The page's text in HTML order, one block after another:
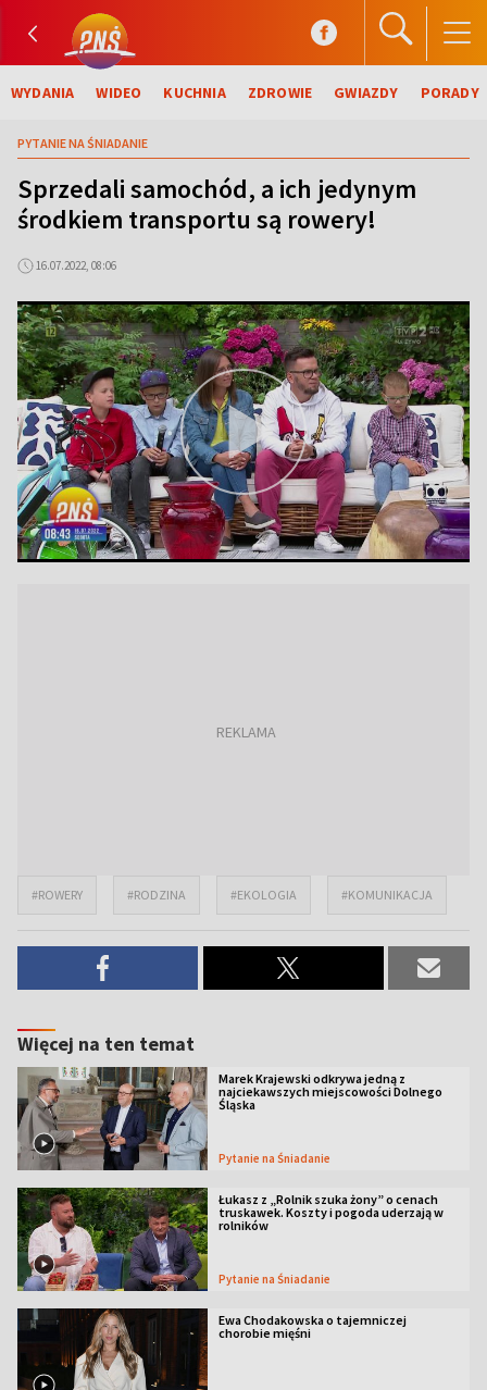
WYDANIA WIDEO KUCHNIA ZDROWIE GWIAZDY PORADY
PYTANIE NA ŚNIADANIE
Sprzedali samochód, a ich jedynym
środkiem transportu są rowery!
16.07.2022, 08:06
#ROWERY #RODZINA #EKOLOGIA #KOMUNIKACJA
Więcej na ten temat
Marek Krajewski odkrywa jedną z
najciekawszych miejscowości Dolnego
Śląska
Pytanie na Śniadanie
Łukasz z „Rolnik szuka żony” o cenach
truskawek. Koszty i pogoda uderzają w
rolników
Pytanie na Śniadanie
Ewa Chodakowska o tajemniczej
chorobie mięśni